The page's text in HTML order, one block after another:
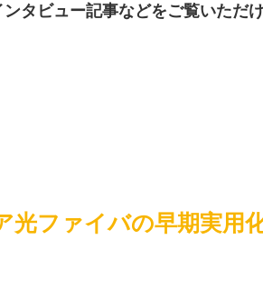
タビュー記事などをご覧いただけ
ファイバの早期実用